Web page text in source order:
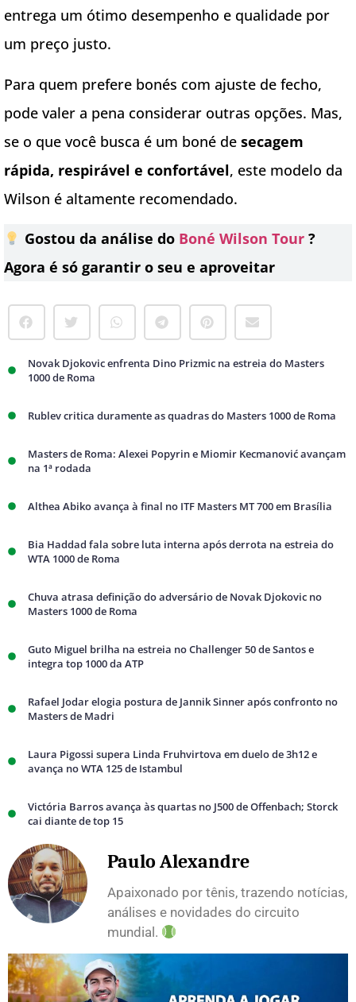
entrega um ótimo desempenho e qualidade por
um preço justo.
Para quem prefere bonés com ajuste de fecho,
pode valer a pena considerar outras opções. Mas,
se o que você busca é um boné de secagem
rápida, respirável e confortável, este modelo da
Wilson é altamente recomendado.
Gostou da análise do Boné Wilson Tour?
Agora é só garantir o seu e aproveitar
Novak Djokovic enfrenta Dino Prizmic na estreia do Masters
1000 de Roma
Rublev critica duramente as quadras do Masters 1000 de Roma
Masters de Roma: Alexei Popyrin e Miomir Kecmanović avançam
na 1ª rodada
Althea Abiko avança à final no ITF Masters MT 700 em Brasília
Bia Haddad fala sobre luta interna após derrota na estreia do
WTA 1000 de Roma
Chuva atrasa definição do adversário de Novak Djokovic no
Masters 1000 de Roma
Guto Miguel brilha na estreia no Challenger 50 de Santos e
integra top 1000 da ATP
Rafael Jodar elogia postura de Jannik Sinner após confronto no
Masters de Madri
Laura Pigossi supera Linda Fruhvirtova em duelo de 3h12 e
avança no WTA 125 de Istambul
Victória Barros avança às quartas no J500 de Offenbach; Storck
cai diante de top 15
Paulo Alexandre
Apaixonado por tênis, trazendo notícias,
análises e novidades do circuito
mundial.